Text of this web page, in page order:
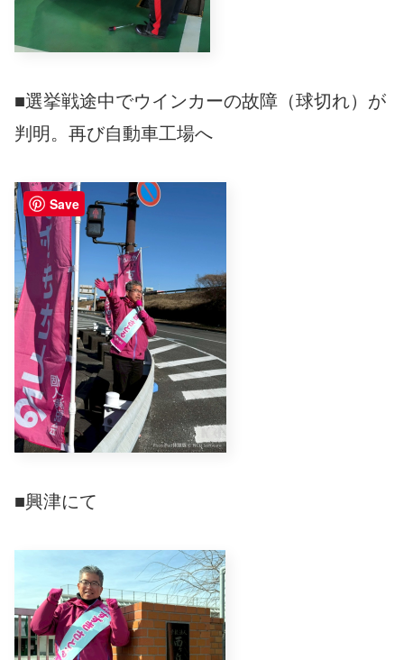
■選挙戦途中でウインカーの故障（球切れ）が
判明。再び自動車工場へ
■興津にて
Save